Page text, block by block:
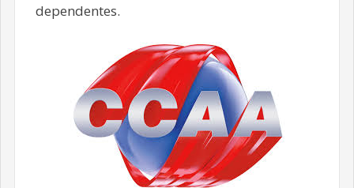
dependentes.